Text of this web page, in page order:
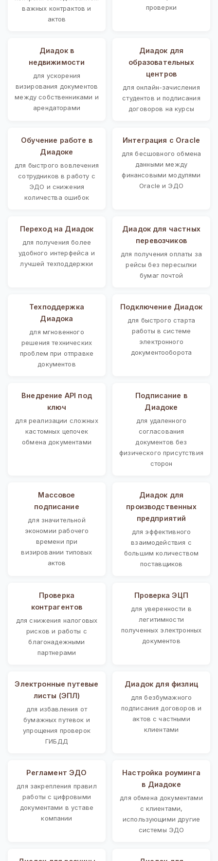
важных контрактов и
актов
проверки
Диадок в
недвижимости
для ускорения
визирования документов
между собственниками и
арендаторами
Диадок для
образовательных
центров
для онлайн-зачисления
студентов и подписания
договоров на курсы
Обучение работе в
Диадоке
для быстрого вовлечения
сотрудников в работу с
ЭДО и снижения
количества ошибок
Интеграция с Oracle
для бесшовного обмена
данными между
финансовыми модулями
Oracle и ЭДО
Переход на Диадок
для получения более
удобного интерфейса и
лучшей техподдержки
Диадок для частных
перевозчиков
для получения оплаты за
рейсы без пересылки
бумаг почтой
Техподдержка
Диадока
для мгновенного
решения технических
проблем при отправке
документов
Подключение Диадок
для быстрого старта
работы в системе
электронного
документооборота
Внедрение API под
ключ
для реализации сложных
кастомных цепочек
обмена документами
Подписание в
Диадоке
для удаленного
согласования
документов без
физического присутствия
сторон
Массовое
подписание
для значительной
экономии рабочего
времени при
визировании типовых
актов
Диадок для
производственных
предприятий
для эффективного
взаимодействия с
большим количеством
поставщиков
Проверка
контрагентов
для снижения налоговых
рисков и работы с
благонадежными
партнерами
Проверка ЭЦП
для уверенности в
легитимности
полученных электронных
документов
Электронные путевые
листы (ЭПЛ)
для избавления от
бумажных путевок и
упрощения проверок
ГИБДД
Диадок для физлиц
для безбумажного
подписания договоров и
актов с частными
клиентами
Регламент ЭДО
для закрепления правил
работы с цифровыми
документами в уставе
компании
Настройка роуминга
в Диадоке
для обмена документами
с клиентами,
использующими другие
системы ЭДО